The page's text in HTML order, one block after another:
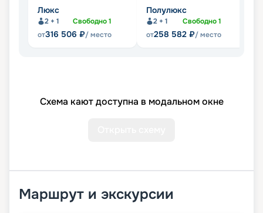
Люкс
2 + 1 Свободно1
от316 506 ₽/ место
Полулюкс
2 + 1 Свободно1
от258 582 ₽/ место
Схема кают доступна в модальном окне
Маршрут и экскурсии